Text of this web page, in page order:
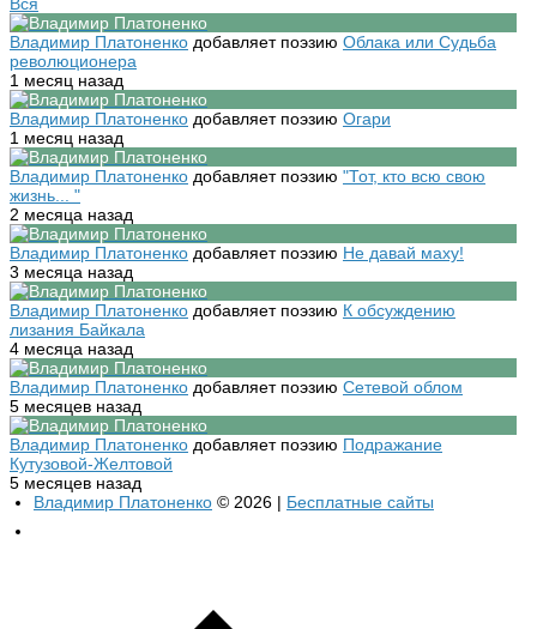
Владимир Платоненко добавляет поэзию Облака или Судьба
революционера
1 месяц назад
Владимир Платоненко добавляет поэзию Огари
1 месяц назад
Владимир Платоненко добавляет поэзию "Тот, кто всю свою
жизнь... "
2 месяца назад
Владимир Платоненко добавляет поэзию Не давай маху!
3 месяца назад
Владимир Платоненко добавляет поэзию К обсуждению
лизания Байкала
4 месяца назад
Владимир Платоненко добавляет поэзию Сетевой облом
5 месяцев назад
Владимир Платоненко добавляет поэзию Подражание
Кутузовой-Желтовой
5 месяцев назад
Владимир Платоненко © 2026 | Бесплатные сайты